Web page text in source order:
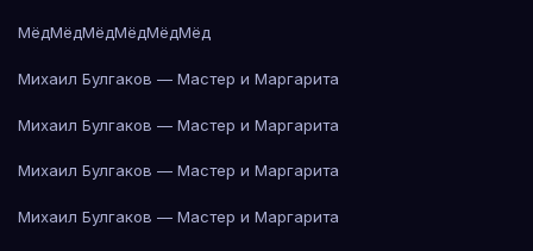
МёдМёдМёдМёдМёдМёд
Михаил Булгаков — Мастер и Маргарита
Михаил Булгаков — Мастер и Маргарита
Михаил Булгаков — Мастер и Маргарита
Михаил Булгаков — Мастер и Маргарита